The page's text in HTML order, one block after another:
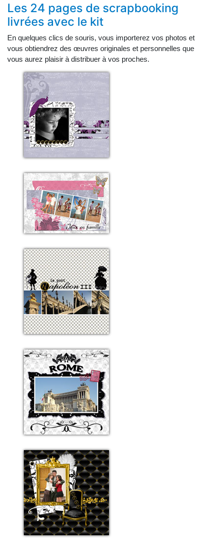
Les 24 pages de scrapbooking
livrées avec le kit
En quelques clics de souris, vous importerez vos photos et
vous obtiendrez des œuvres originales et personnelles que
vous aurez plaisir à distribuer à vos proches.